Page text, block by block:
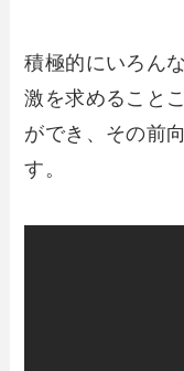
積極的にいろん
激を求めること
ができ、その前
す。